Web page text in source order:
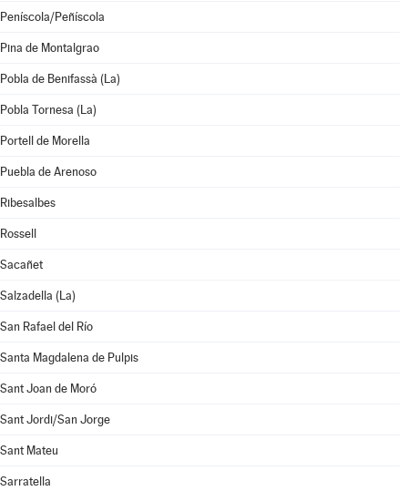
Peníscola/Peñíscola
Pina de Montalgrao
Pobla de Benifassà (La)
Pobla Tornesa (La)
Portell de Morella
Puebla de Arenoso
Ribesalbes
Rossell
Sacañet
Salzadella (La)
San Rafael del Río
Santa Magdalena de Pulpis
Sant Joan de Moró
Sant Jordi/San Jorge
Sant Mateu
Sarratella